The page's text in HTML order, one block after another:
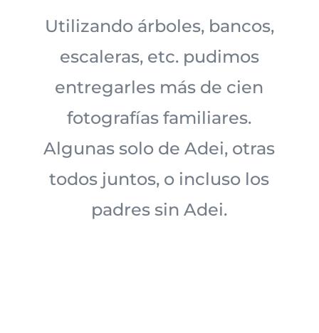
Utilizando árboles, bancos,
escaleras, etc. pudimos
entregarles más de cien
fotografías familiares.
Algunas solo de Adei, otras
todos juntos, o incluso los
padres sin Adei.